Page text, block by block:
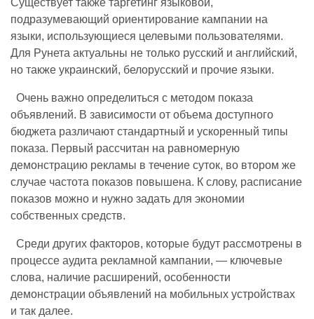
Существует также таргетинг языковой,
подразумевающий ориентирование кампании на
языки, использующиеся целевыми пользователями.
Для Рунета актуальны не только русский и английский,
но также украинский, белорусский и прочие языки.
Очень важно определиться с методом показа
объявлений. В зависимости от объема доступного
бюджета различают стандартный и ускоренный типы
показа. Первый рассчитан на равномерную
демонстрацию рекламы в течение суток, во втором же
случае частота показов повышена. К слову, расписание
показов можно и нужно задать для экономии
собственных средств.
Среди других факторов, которые будут рассмотрены в
процессе аудита рекламной кампании, — ключевые
слова, наличие расширений, особенности
демонстрации объявлений на мобильных устройствах
и так далее.